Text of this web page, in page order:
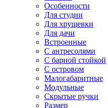
Особенности
Для студии
Для хрущевки
Для дачи
Встроенные
С антресолями
С барной стойкой
С островом
Малогабаритные
Модульные
Скрытые ручки
Размер